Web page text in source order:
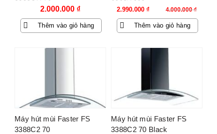
2.000.000 ₫
Thêm vào giỏ hàng
4.000.000₫
Giá
gốc
là:
2.990.000 ₫
Giá
hiện
tại
Thêm vào giỏ hàng
Máy hút mùi Faster FS
3388C2 70
Máy hút mùi Faster FS
3388C2 70 Black